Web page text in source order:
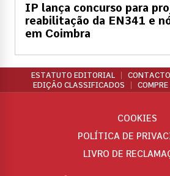
IP lança concurso para
reabilitação da EN341 e
em Coimbra
ESTATUTO EDITORIAL
EDIÇÃO CLASSIFICADOS
COOKIES
POLÍTICA DE
LIVRO DE